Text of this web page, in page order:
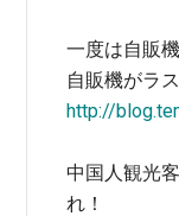
一度は自販
自販機がラ
http://
中国人観光
れ！